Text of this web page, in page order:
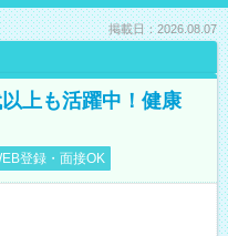
掲載日：2026.08.07
上も活躍中！健康
登録・面接OK